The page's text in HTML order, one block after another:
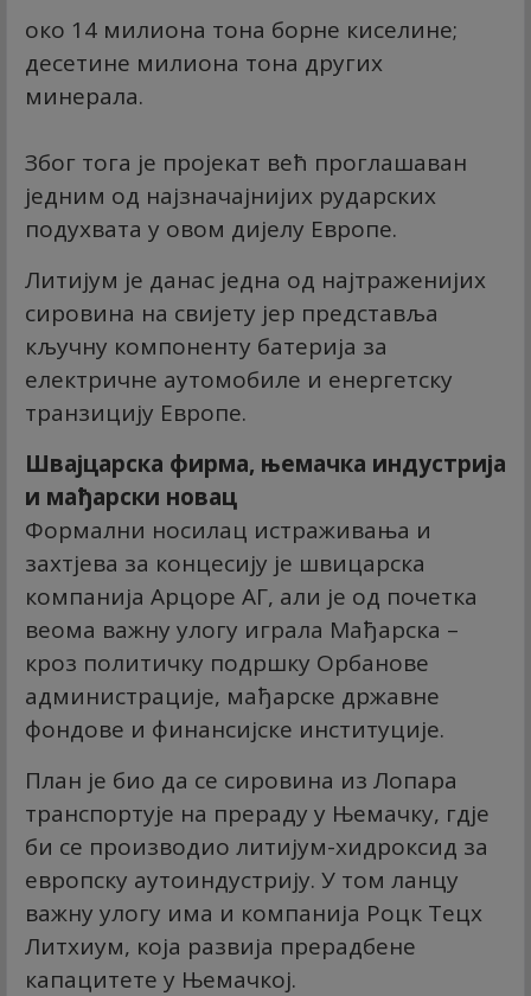
око 14 милиона тона борне киселине;
десетине милиона тона других
минерала.
Због тога је пројекат већ проглашаван
једним од најзначајнијих рударских
подухвата у овом дијелу Европе.
Литијум је данас једна од најтраженијих
сировина на свијету јер представља
кључну компоненту батерија за
електричне аутомобиле и енергетску
транзицију Европе.
Швајцарска фирма, њемачка индустрија
и мађарски новац
Формални носилац истраживања и
захтјева за концесију је швицарска
компанија Арцоре АГ, али је од почетка
веома важну улогу играла Мађарска –
кроз политичку подршку Орбанове
администрације, мађарске државне
фондове и финансијске институције.
План је био да се сировина из Лопара
транспортује на прераду у Њемачку, гдје
би се производио литијум-хидроксид за
европску аутоиндустрију. У том ланцу
важну улогу има и компанија Роцк Тецх
Литхиум, која развија прерадбене
капацитете у Њемачкој.